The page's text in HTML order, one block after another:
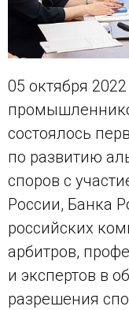
05 октября
состоялось
по развитию
споров с
России, Банка
российских
арбитров,
и экспертов в
разрешения